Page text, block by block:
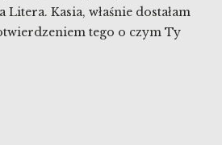
Kasia, właśnie dostałam
tego o czym Ty
dbać o siebie w